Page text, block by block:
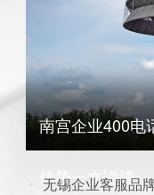
南宫企业400电
优势一文说清